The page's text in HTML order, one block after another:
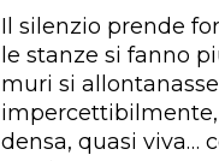
Il silenzio prende
le stanze si fanno
muri si
impercettibilmente,
densa, quasi viva…